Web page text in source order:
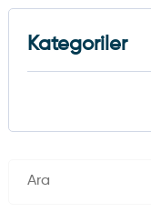
Kategoriler